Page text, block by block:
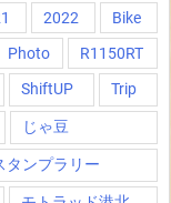
2022
Bike
Photo
R1150RT
ShiftUP Trip
じゃ豆
タンプラリー